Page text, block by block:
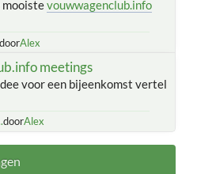
mooistevouwwagenclub.info
doorAlex
meetings
voor een bijeenkomst vertel
doorAlex